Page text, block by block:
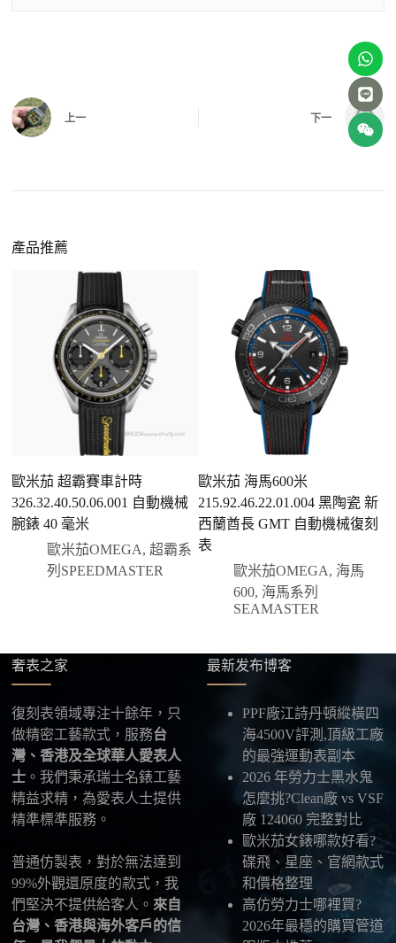
與照片發
給您確認，確定沒有問題後才會安排出貨。
請先透過網站上的聯繫方式與我們取得聯繫，將您感
們會先幫您確認版本與實際價格。
二、確認款式與價格
客服會與您確認品牌、尺寸、顏色、配件等細節，如
有現貨會直接幫您預留；若需要排單，我們也會事先
說明大約出貨時間。
三、安排付款方式
您可以選擇先付少量訂金預留貨品，餘款在出貨
前或收到實拍照片後再支付；也可以一次性全額
付款，我們會在原有價格基礎上盡量幫您爭取更
優惠的方案。部分地區可協助安排較安全的到付
方式，具體以當下說明為準。
四、填寫收件資料與出貨
確認款式與付款後，把收件人姓名、地址及聯絡方式
發給我們，我們會為您選擇合適的物流公司，全程提
五、海外寄送說明
本店支援寄送至香港、澳門、台灣、欧美以及其他海
外地區，運費會依照目的地與物流方案另行報價，客
服在出貨前會跟您確認清楚。
最後：喜歡就別拖太久，有些熱門款現貨數量有
限，早一步確認，就能早一點戴上喜歡的腕錶。
：以原裝價格的十分之一即可享受相
同外觀與佩戴質感。
：部分復刻款的機芯動儲可達 72
合日常通勤與旅行佩戴。
上一 下一
產品推薦
歐米茄 超霸賽車計時
326.32.40.50.06.001 自動機械
腕錶 40 毫米
歐米茄OMEGA,超霸系
列SPEEDMASTER
歐米茄 海馬600米
215.92.46.22.01.004 黑陶瓷 新
西蘭酋長 GMT 自動機械復刻
表
歐米茄OMEGA, 海馬
600, 海馬系列
SEAMASTER
奢表之家
復刻表領域專注十餘年，只
做精密工藝款式，服務台
灣、香港及全球華人愛表人
士 。我們秉承瑞士名錶工藝
精益求精，為愛表人士提供
精準標準服務。
普通仿製表，對於無法達到
99%外觀還原度的款式，我
們堅決不提供給客人。 來自
台灣、香港與海外客戶的信
最新发布博客
PPF廠江詩丹頓縱橫四
海4500V評測,頂級工廠
的最強運動表副本
2026 年勞力士黑水鬼
怎麼挑?Clean廠 vs VSF
廠 124060 完整對比
歐米茄女錶哪款好看?
碟飛、星座、官網款式
和價格整理
高仿勞力士哪裡買?
2026年最穩的購買管道